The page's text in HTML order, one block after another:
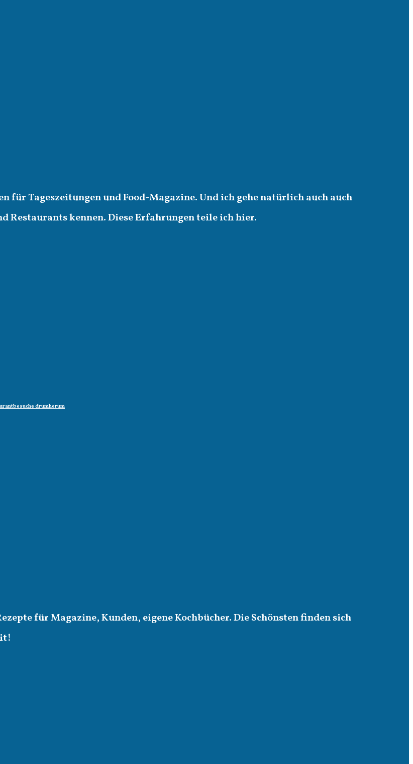
Tageszeitungen und Food-Magazine. Und ich gehe natürlich auch auch
Restaurants kennen. Diese Erfahrungen teile ich hier.
drumherum
für Magazine, Kunden, eigene Kochbücher. Die Schönsten finden sich